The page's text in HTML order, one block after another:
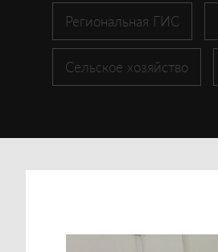
Региональная ГИС
Сельское хозяйство